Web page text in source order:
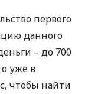
первого
данного
– до 700
уже в
чтобы найти